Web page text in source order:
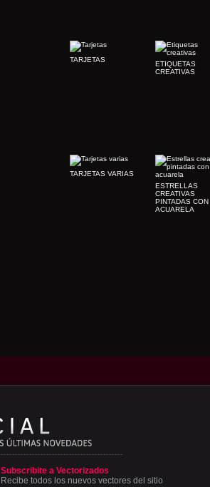
ETIQUETAS
CREATIVAS
TARJETAS
ESTRELLAS
CREATIVAS
PINTADAS CON
ACUARELA
TARJETAS VARIAS
Subscribite a Vectorizados
Recibe todos los nuevos vectores del sitio